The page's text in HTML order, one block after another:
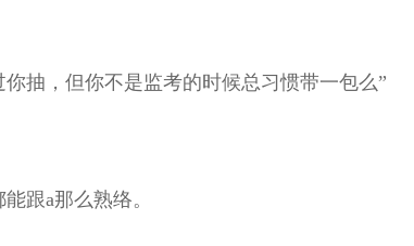
抽，但你不是监考的时候总习惯带一包么”
跟a那么熟络。